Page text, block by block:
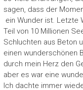
sagen, dass der
ein Wunder ist. Letzte
Teil von 10 Millionen
Schluchten aus Beton
einen wunderschönen
durch mein Herz den
aber es war eine
Ich dachte immer